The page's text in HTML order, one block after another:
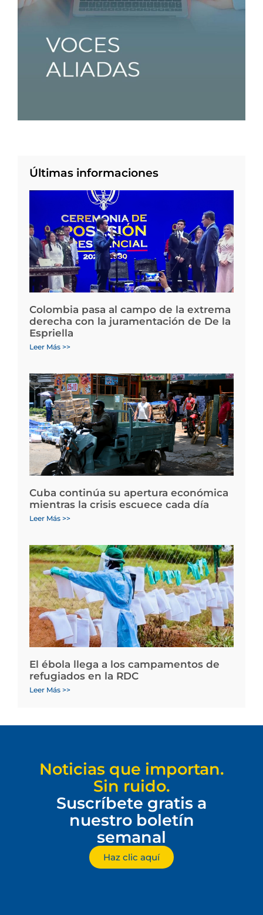
Últimas informaciones
Colombia pasa al campo de la extrema
derecha con la juramentación de De la
Espriella
Leer Más >>
Cuba continúa su apertura económica
mientras la crisis escuece cada día
Leer Más >>
El ébola llega a los campamentos de
refugiados en la RDC
Leer Más >>
Noticias que importan.
Sin ruido.
Suscríbete gratis a
nuestro boletín
semanal
Haz clic aquí